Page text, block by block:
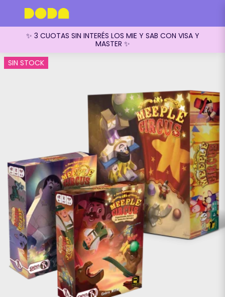
✨ 3 CUOTAS SIN INTERÉS LOS MIE Y SAB CON VISA Y
MASTER ✨
SIN STOCK